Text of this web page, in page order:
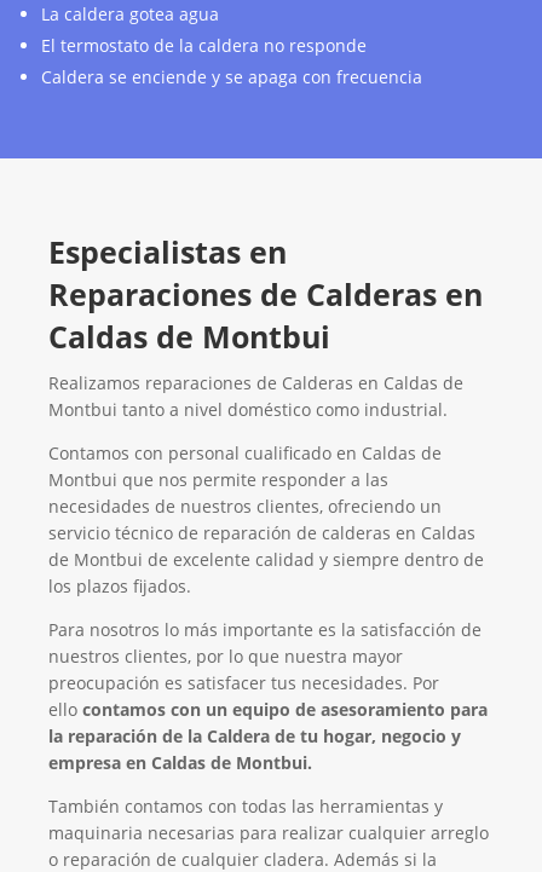
La caldera gotea agua
El termostato de la caldera no responde
Caldera se enciende y se apaga con frecuencia
Especialistas en
Reparaciones de Calderas en
Caldas de Montbui
Realizamos reparaciones de Calderas en Caldas de
Montbui tanto a nivel doméstico como industrial.
Contamos con personal cualificado en Caldas de
Montbui que nos permite responder a las
necesidades de nuestros clientes, ofreciendo un
servicio técnico de reparación de calderas en Caldas
de Montbui de excelente calidad y siempre dentro de
los plazos fijados.
Para nosotros lo más importante es la satisfacción de
nuestros clientes, por lo que nuestra mayor
preocupación es satisfacer tus necesidades. Por
ello contamos con un equipo de asesoramiento para
la reparación de la Caldera de tu hogar, negocio y
empresa en Caldas de Montbui.
También contamos con todas las herramientas y
maquinaria necesarias para realizar cualquier arreglo
o reparación de cualquier cladera. Además si la